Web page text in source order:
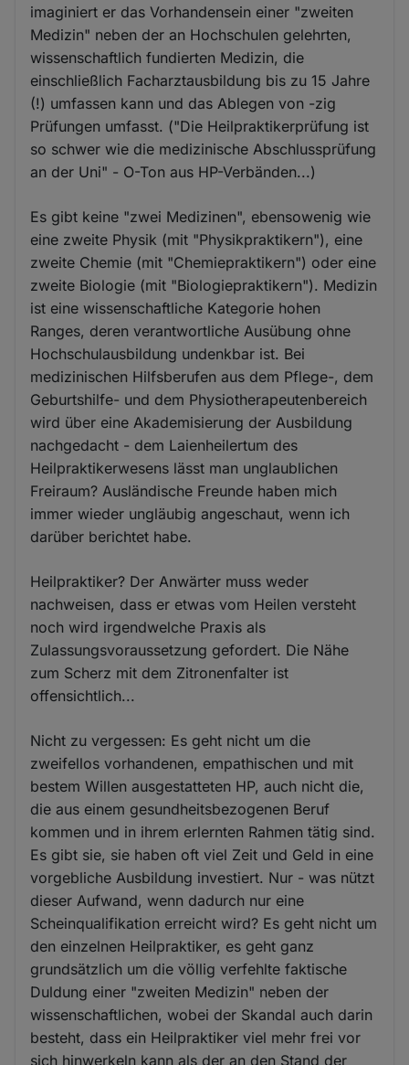
imaginiert er das Vorhandensein einer "zweiten
Medizin" neben der an Hochschulen gelehrten,
wissenschaftlich fundierten Medizin, die
einschließlich Facharztausbildung bis zu 15 Jahre
(!) umfassen kann und das Ablegen von -zig
Prüfungen umfasst. ("Die Heilpraktikerprüfung ist
so schwer wie die medizinische Abschlussprüfung
an der Uni" - O-Ton aus HP-Verbänden...)
Es gibt keine "zwei Medizinen", ebensowenig wie
eine zweite Physik (mit "Physikpraktikern"), eine
zweite Chemie (mit "Chemiepraktikern") oder eine
zweite Biologie (mit "Biologiepraktikern"). Medizin
ist eine wissenschaftliche Kategorie hohen
Ranges, deren verantwortliche Ausübung ohne
Hochschulausbildung undenkbar ist. Bei
medizinischen Hilfsberufen aus dem Pflege-, dem
Geburtshilfe- und dem Physiotherapeutenbereich
wird über eine Akademisierung der Ausbildung
nachgedacht - dem Laienheilertum des
Heilpraktikerwesens lässt man unglaublichen
Freiraum? Ausländische Freunde haben mich
immer wieder ungläubig angeschaut, wenn ich
darüber berichtet habe.
Heilpraktiker? Der Anwärter muss weder
nachweisen, dass er etwas vom Heilen versteht
noch wird irgendwelche Praxis als
Zulassungsvoraussetzung gefordert. Die Nähe
zum Scherz mit dem Zitronenfalter ist
offensichtlich...
Nicht zu vergessen: Es geht nicht um die
zweifellos vorhandenen, empathischen und mit
bestem Willen ausgestatteten HP, auch nicht die,
die aus einem gesundheitsbezogenen Beruf
kommen und in ihrem erlernten Rahmen tätig sind.
Es gibt sie, sie haben oft viel Zeit und Geld in eine
vorgebliche Ausbildung investiert. Nur - was nützt
dieser Aufwand, wenn dadurch nur eine
Scheinqualifikation erreicht wird? Es geht nicht um
den einzelnen Heilpraktiker, es geht ganz
grundsätzlich um die völlig verfehlte faktische
Duldung einer "zweiten Medizin" neben der
wissenschaftlichen, wobei der Skandal auch darin
besteht, dass ein Heilpraktiker viel mehr frei vor
sich hinwerkeln kann als der an den Stand der